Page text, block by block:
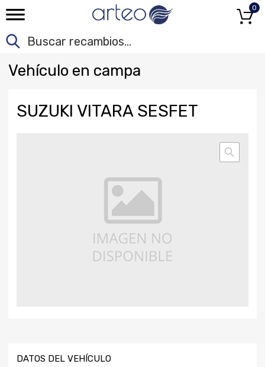
0
Vehículo en campa
SUZUKI VITARA SESFET
DATOS DEL VEHÍCULO